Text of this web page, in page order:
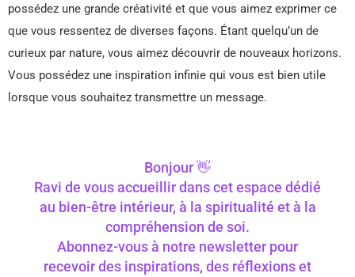
possédez une grande créativité et que vous aimez exprimer ce
que vous ressentez de diverses façons. Étant quelqu’un de
curieux par nature, vous aimez découvrir de nouveaux horizons.
Vous possédez une inspiration infinie qui vous est bien utile
lorsque vous souhaitez transmettre un message.
Bonjour 👋
Ravi de vous accueillir dans cet espace dédié
au bien-être intérieur, à la spiritualité et à la
compréhension de soi.
Abonnez-vous à notre newsletter pour
recevoir des inspirations, des réflexions et